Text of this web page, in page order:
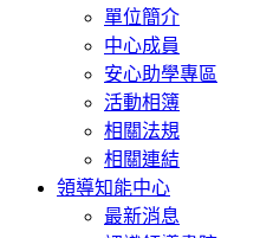
單位簡介
中心成員
安心助學專區
活動相簿
相關法規
相關連結
領導知能中心
最新消息